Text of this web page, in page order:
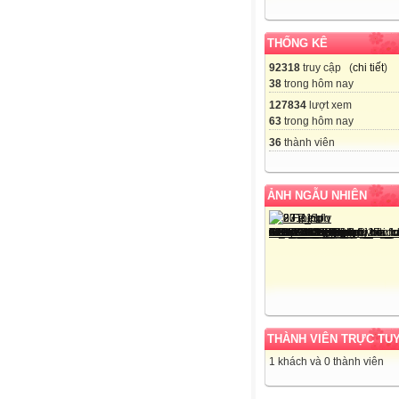
THỐNG KÊ
92318 truy cập (chi tiết)
38 trong hôm nay
127834 lượt xem
63 trong hôm nay
36 thành viên
ẢNH NGẪU NHIÊN
THÀNH VIÊN TRỰC
1 khách và 0 thành viên